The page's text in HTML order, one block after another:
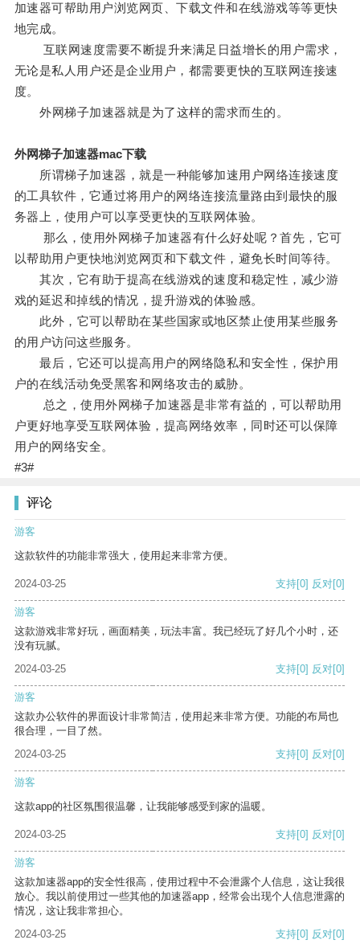
加速器可帮助用户浏览网页、下载文件和在线游戏等等更快
地完成。
互联网速度需要不断提升来满足日益增长的用户需求，
无论是私人用户还是企业用户，都需要更快的互联网连接速
度。
外网梯子加速器就是为了这样的需求而生的。
外网梯子加速器mac下载
所谓梯子加速器，就是一种能够加速用户网络连接速度
的工具软件，它通过将用户的网络连接流量路由到最快的服
务器上，使用户可以享受更快的互联网体验。
那么，使用外网梯子加速器有什么好处呢？首先，它可
以帮助用户更快地浏览网页和下载文件，避免长时间等待。
其次，它有助于提高在线游戏的速度和稳定性，减少游
戏的延迟和掉线的情况，提升游戏的体验感。
此外，它可以帮助在某些国家或地区禁止使用某些服务
的用户访问这些服务。
最后，它还可以提高用户的网络隐私和安全性，保护用
户的在线活动免受黑客和网络攻击的威胁。
总之，使用外网梯子加速器是非常有益的，可以帮助用
户更好地享受互联网体验，提高网络效率，同时还可以保障
用户的网络安全。
#3#
评论
游客
这款软件的功能非常强大，使用起来非常方便。
2024-03-25 支持[0] 反对[0]
游客
这款游戏非常好玩，画面精美，玩法丰富。我已经玩了好几个小时，还
没有玩腻。
2024-03-25
支持[0] 反对[0]
游客
这款办公软件的界面设计非常简洁，使用起来非常方便。功能的布局也
很合理，一目了然。
2024-03-25
支持[0] 反对[0]
游客
这款app的社区氛围很温馨，让我能够感受到家的温暖。
2024-03-25 支持[0] 反对[0]
游客
这款加速器app的安全性很高，使用过程中不会泄露个人信息，这让我很
放心。我以前使用过一些其他的加速器app，经常会出现个人信息泄露的
情况，这让我非常担心。
2024-03-25
支持[0] 反对[0]